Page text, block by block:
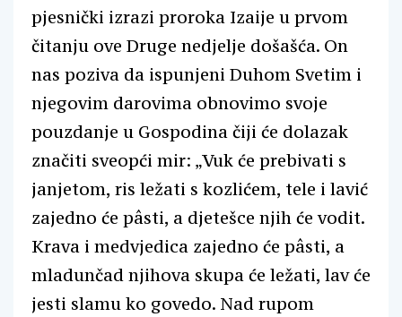
pjesnički izrazi proroka Izaije u prvom
čitanju ove Druge nedjelje došašća. On
nas poziva da ispunjeni Duhom Svetim i
njegovim darovima obnovimo svoje
pouzdanje u Gospodina čiji će dolazak
značiti sveopći mir: „Vuk će prebivati s
janjetom, ris ležati s kozlićem, tele i lavić
zajedno će pâsti, a djetešce njih će vodit.
Krava i medvjedica zajedno će pâsti, a
mladunčad njihova skupa će ležati, lav će
jesti slamu ko govedo. Nad rupom